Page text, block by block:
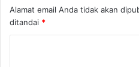
Alamat email Anda tidak akan
ditandai *